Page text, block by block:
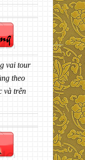
vai tour
theo
và trên